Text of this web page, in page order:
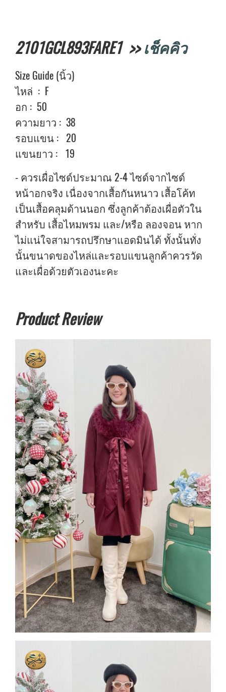
2101GCL893FARE1 >>เช็คคิว
Size Guide (นิ้ว)
ไหล่ : F
อก : 50
ความยาว : 38
รอบแขน : 20
แขนยาว : 19
- ควรเผื่อไซด์ประมาณ 2-4 ไซด์จากไซด์
หน้าอกจริง เนื่องจากเสื้อกันหนาว เสื้อโค้ท
เป็นเสื้อคลุมด้านนอก ซึ่งลูกค้าต้องเผื่อตัวใน
สำหรับ เสื้อไหมพรม และ/หรือ ลองจอน หาก
ไม่แน่ใจสามารถปรึกษาแอดมินได้ ทั้งนั้นทั่ง
นั้นขนาดของไหล่และรอบแขนลูกค้าควรวัด
และเผื่อด้วยตัวเองนะคะ
Product Review